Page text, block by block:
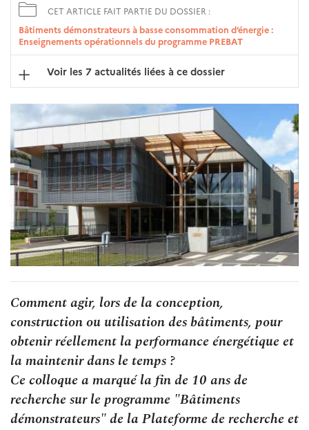
CET ARTICLE FAIT PARTIE DU DOSSIER :
Bâtiments démonstrateurs à basse consommation d’énergie :
Enseignements opérationnels du programme PREBAT
Voir les 7 actualités liées à ce dossier
Comment agir, lors de la conception,
construction ou utilisation des bâtiments, pour
obtenir réellement la performance énergétique et
la maintenir dans le temps ?
Ce colloque a marqué la fin de 10 ans de
recherche sur le programme "Bâtiments
démonstrateurs" de la Plateforme de recherche et